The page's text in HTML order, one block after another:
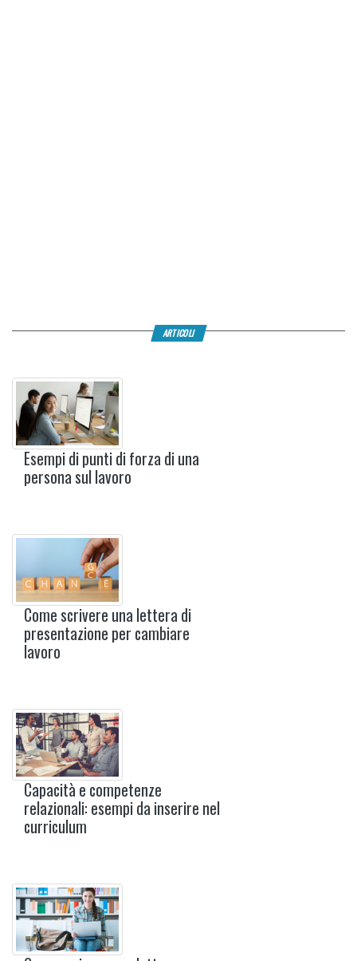
ARTICOLI
Esempi di punti di forza di una
persona sul lavoro
Come scrivere una lettera di
presentazione per cambiare
lavoro
Capacità e competenze
relazionali: esempi da inserire nel
curriculum